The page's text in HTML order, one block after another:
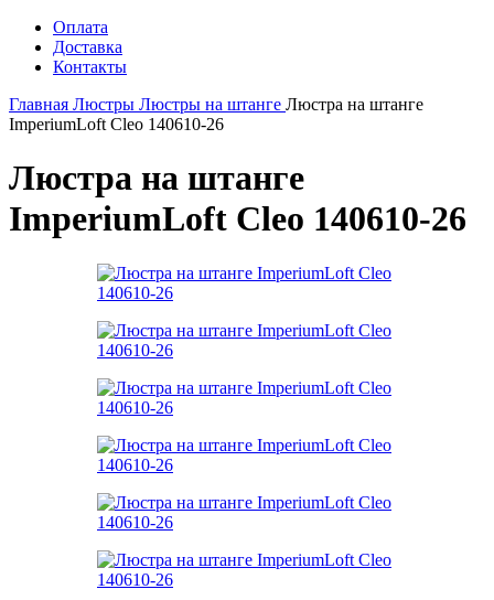
Оплата
Доставка
Контакты
Главная Люстры Люстры на штанге Люстра на штанге
ImperiumLoft Cleo 140610-26
Люстра на штанге
ImperiumLoft Cleo 140610-26